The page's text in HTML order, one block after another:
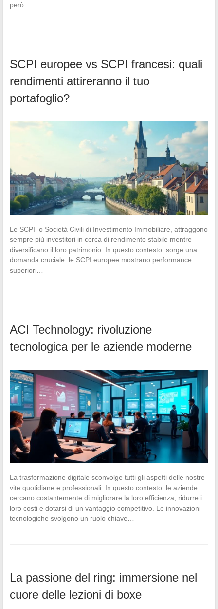
però…
SCPI europee vs SCPI francesi: quali
rendimenti attireranno il tuo
portafoglio?
Le SCPI, o Società Civili di Investimento Immobiliare, attraggono
sempre più investitori in cerca di rendimento stabile mentre
diversificano il loro patrimonio. In questo contesto, sorge una
domanda cruciale: le SCPI europee mostrano performance
superiori…
ACI Technology: rivoluzione
tecnologica per le aziende moderne
La trasformazione digitale sconvolge tutti gli aspetti delle nostre
vite quotidiane e professionali. In questo contesto, le aziende
cercano costantemente di migliorare la loro efficienza, ridurre i
loro costi e dotarsi di un vantaggio competitivo. Le innovazioni
tecnologiche svolgono un ruolo chiave…
La passione del ring: immersione nel
cuore delle lezioni di boxe